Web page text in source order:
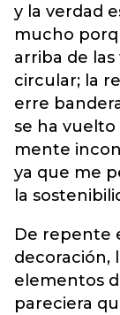
y la verdad
mucho
arriba de
circular; la
erre
se ha
mente
ya que me
la
De repente
decoración,
elementos
pareciera